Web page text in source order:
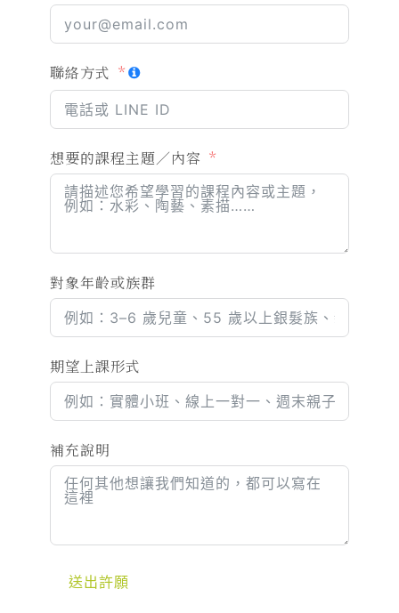
聯絡方式
想要的課程主題／內容
對象年齡或族群
期望上課形式
補充說明
送出許願